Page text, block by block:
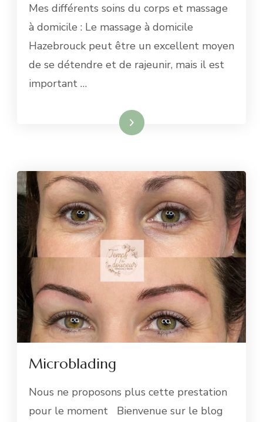
Mes différents soins du corps et massage
à domicile : Le massage à domicile
Hazebrouck peut être un excellent moyen
de se détendre et de rajeunir, mais il est
important …
Lire la suite
Microblading
Nous ne proposons plus cette prestation
pour le moment Bienvenue sur le blog